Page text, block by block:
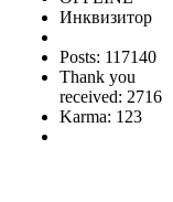
Инквизитор
Posts: 117140
Thank you
received: 2716
Karma: 123